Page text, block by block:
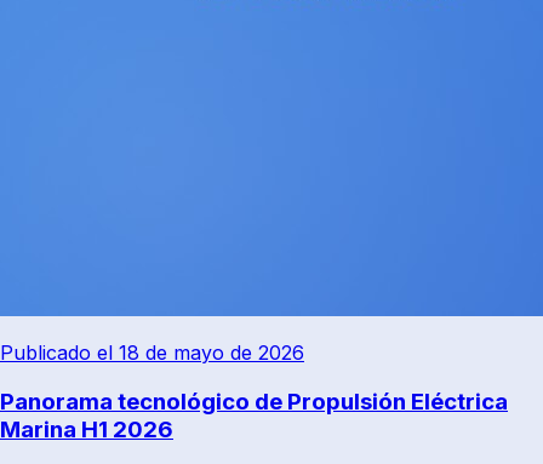
Publicado el 18 de mayo de 2026
Panorama tecnológico de Propulsión Eléctrica
Marina H1 2026